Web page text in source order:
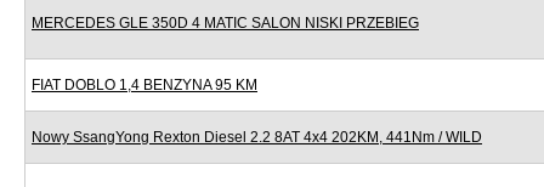
MERCEDES GLE 350D 4 MATIC SALON NISKI PRZEBIEG
FIAT DOBLO 1,4 BENZYNA 95 KM
Nowy SsangYong Rexton Diesel 2.2 8AT 4x4 202KM, 441Nm / WILD